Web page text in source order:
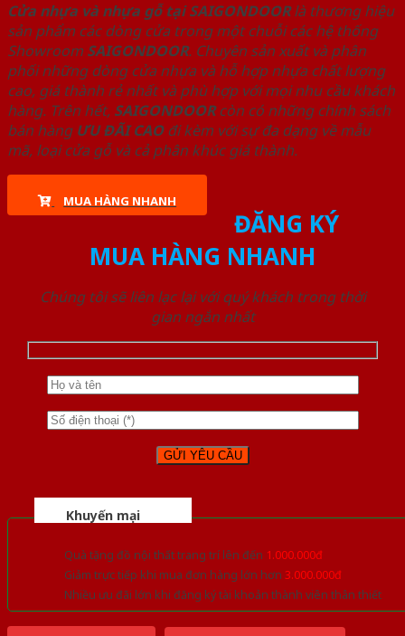
Cửa nhựa và nhựa gỗ tại SAIGONDOORlà thương hiệu
sản phẩm các dòng cửa trong một chuỗi các hệ thống
Showroom SAIGONDOOR. Chuyên sản xuất và phân
phối những dòng cửa nhựa và hỗ hợp nhựa chất lượng
cao, giá thành rẻ nhất và phù hợp với mọi nhu cầu khách
hàng. Trên hết, SAIGONDOORcòn có những chính sách
bán hàng ƯU ĐÃI CAOđi kèm với sự đa dạng về mẫu
mã, loại cửa gỗ và cả phân khúc giá thành.
MUA HÀNG NHANH
ĐĂNG KÝ
MUA HÀNG NHANH
Chúng tôi sẽ liên lạc lại với quý khách trong thời
gian ngắn nhất
Khuyến mại
Quà tặng đồ nội thất trang trí lên đến 1.000.000đ
Giảm trực tiếp khi mua đơn hàng lớn hơn 3.000.000đ
Nhiều ưu đãi lớn khi đăng ký tài khoản thành viên thân thiết